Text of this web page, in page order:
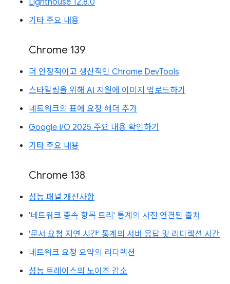
Lighthouse 12.8.0
기타 주요 내용
Chrome 139
더 안정적이고 생산적인 Chrome DevTools
스타일링을 위해 AI 지원에 이미지 업로드하기
네트워크의 표에 요청 헤더 추가
Google I/O 2025 주요 내용 확인하기
기타 주요 내용
Chrome 138
성능 패널 개선사항
'네트워크 종속 항목 트리' 통계의 사전 연결된 출처
'문서 요청 지연 시간' 통계의 서버 응답 및 리디렉션 시간
네트워크 요청 요약의 리디렉션
성능 트레이스의 노이즈 감소